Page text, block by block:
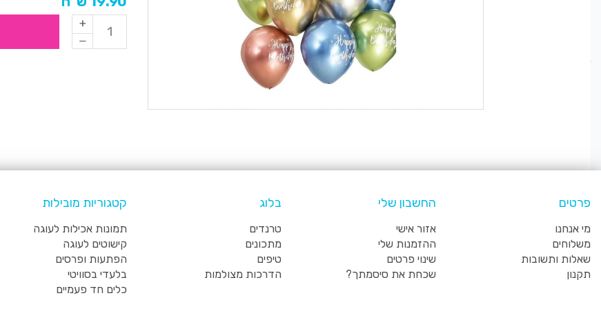
פרטים
מי אנחנו
משלוחים
שאלות ותשובות
תקנון
החשבון שלי
אזור אישי
ההזמנות שלי
שינוי פרטים
שכחת את סיסמתך?
בלוג
טרנדים
מתכונים
טיפים
הדרכות מצולמות
קטגוריות מובילות
תמונות אכילות לעוגה
קישוטים לעוגה
הפתעות ופרסים
בלעדי בסוויטי
כלים חד פעמיים